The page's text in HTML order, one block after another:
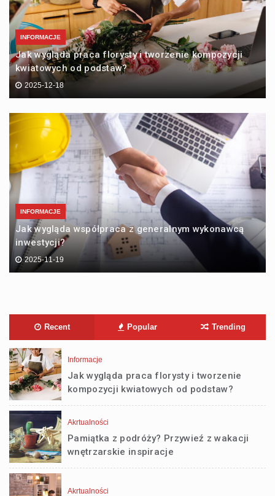
INFORMACJE
Jak wygląda praca florysty i tworzenie kompozycji
kwiatowych od podstaw?
2025-12-18
INFORMACJE
Jak wygląda współpraca z generalnym wykonawcą
inwestycji?
2025-11-19
Recent Popular Trending
Informacje
Jak wygląda praca florysty i tworzenie
kompozycji kwiatowych od podstaw?
Akrtualności
Pamiątka z podróży? Przywieź z wakacji
wnętrzarskie inspiracje
Akrtualności